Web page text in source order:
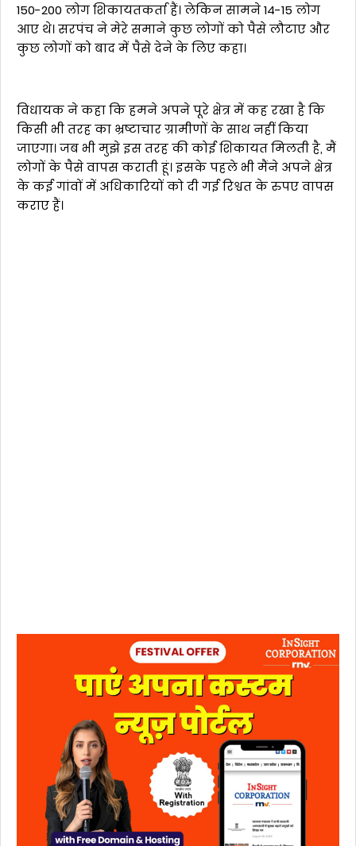
150-200 लोग शिकायतकर्ता हैं। लेकिन सामने 14-15 लोग
आए थे। सरपंच ने मेरे समाने कुछ लोगों को पैसे लौटाए और
कुछ लोगों को बाद में पैसे देने के लिए कहा।
विधायक ने कहा कि हमने अपने पूरे क्षेत्र में कह रखा है कि
किसी भी तरह का भ्रष्टाचार ग्रामीणों के साथ नहीं किया
जाएगा। जब भी मुझे इस तरह की कोई शिकायत मिलती है, मैं
लोगों के पैसे वापस कराती हूं। इसके पहले भी मैंने अपने क्षेत्र
के कई गांवों में अधिकारियों को दी गई रिश्वत के रुपए वापस
कराए हैं।